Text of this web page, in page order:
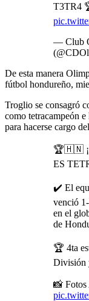
T3TR4
— Club
De esta manera
fútbol hondureño,
Troglio se consagró
como tetracampeón
para hacerse cargo
🏆🇭🇳
ES
✔️ El
venció
en el
de
🏆 4ta
División
📸